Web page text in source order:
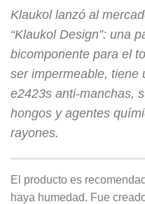
Klaukol lanzó al
“Klaukol Design”: una
bicomponente para el
ser impermeable, tiene
e2423s anti-manchas,
hongos y agentes
rayones.
El producto es
haya humedad. Fue